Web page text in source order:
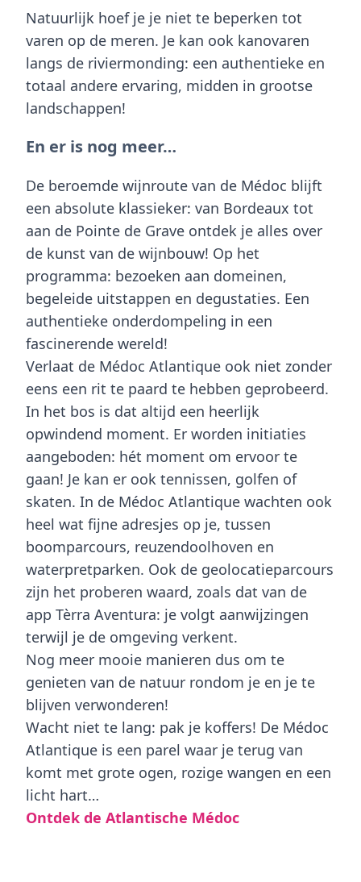
Natuurlijk hoef je je niet te beperken tot
varen op de meren. Je kan ook kanovaren
langs de riviermonding: een authentieke en
totaal andere ervaring, midden in grootse
landschappen!
En er is nog meer…
De beroemde wijnroute van de Médoc blijft
een absolute klassieker: van Bordeaux tot
aan de Pointe de Grave ontdek je alles over
de kunst van de wijnbouw! Op het
programma: bezoeken aan domeinen,
begeleide uitstappen en degustaties. Een
authentieke onderdompeling in een
fascinerende wereld!
Verlaat de Médoc Atlantique ook niet zonder
eens een rit te paard te hebben geprobeerd.
In het bos is dat altijd een heerlijk
opwindend moment. Er worden initiaties
aangeboden: hét moment om ervoor te
gaan! Je kan er ook tennissen, golfen of
skaten. In de Médoc Atlantique wachten ook
heel wat fijne adresjes op je, tussen
boomparcours, reuzendoolhoven en
waterpretparken. Ook de geolocatieparcours
zijn het proberen waard, zoals dat van de
app Tèrra Aventura: je volgt aanwijzingen
terwijl je de omgeving verkent.
Nog meer mooie manieren dus om te
genieten van de natuur rondom je en je te
blijven verwonderen!
Wacht niet te lang: pak je koffers! De Médoc
Atlantique is een parel waar je terug van
komt met grote ogen, rozige wangen en een
licht hart…
Ontdek de Atlantische Médoc